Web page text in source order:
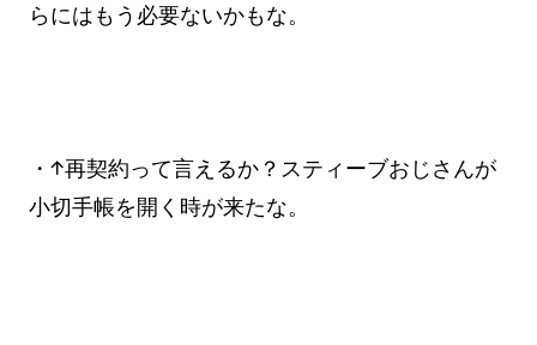
らにはもう必要ないかもな。
・↑再契約って言えるか？スティーブおじさんが
小切手帳を開く時が来たな。